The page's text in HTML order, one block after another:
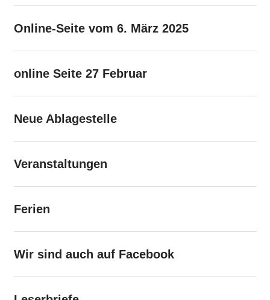
Online-Seite vom 6. März 2025
online Seite 27 Februar
Neue Ablagestelle
Veranstaltungen
Ferien
Wir sind auch auf Facebook